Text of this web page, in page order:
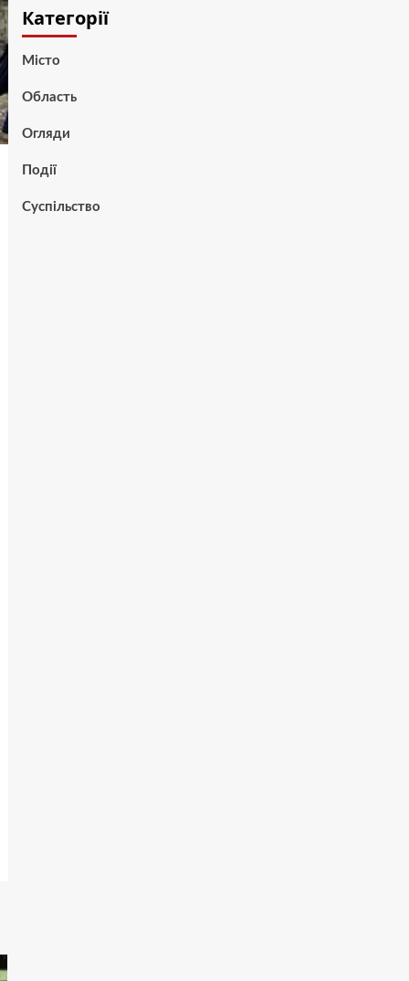
Категорії
Місто
Область
Огляди
Події
Суспільство